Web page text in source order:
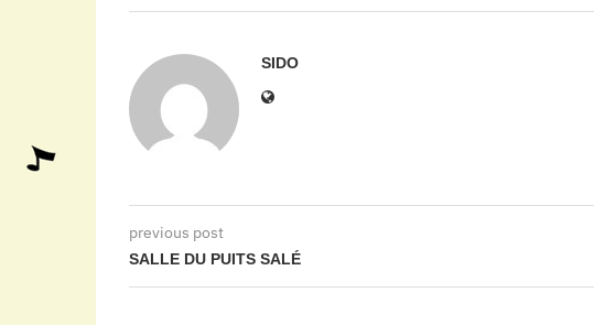
SIDO
previous post
SALLE DU PUITS SALÉ